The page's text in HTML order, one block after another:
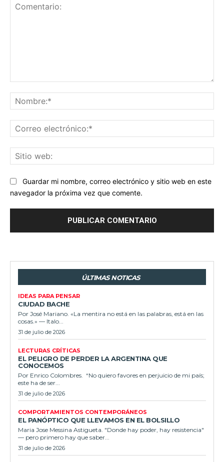
Guardar mi nombre, correo electrónico y sitio web en este
navegador la próxima vez que comente.
ÚLTIMAS NOTICAS
IDEAS PARA PENSAR
CIUDAD BACHE
Por José Mariano. «La mentira no está en las palabras, está en las
cosas.» — Italo...
31 de julio de 2026
LECTURAS CRÍTICAS
EL PELIGRO DE PERDER LA ARGENTINA QUE
CONOCEMOS
Por Enrico Colombres. “No quiero favores en perjuicio de mi país;
este ha de ser...
31 de julio de 2026
COMPORTAMIENTOS CONTEMPORÁNEOS
EL PANÓPTICO QUE LLEVAMOS EN EL BOLSILLO
Maria Jose Messina Astigueta. "Donde hay poder, hay resistencia"
— pero primero hay que saber...
31 de julio de 2026